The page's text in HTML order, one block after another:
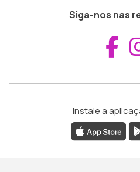
Siga-nos nas
Instale a